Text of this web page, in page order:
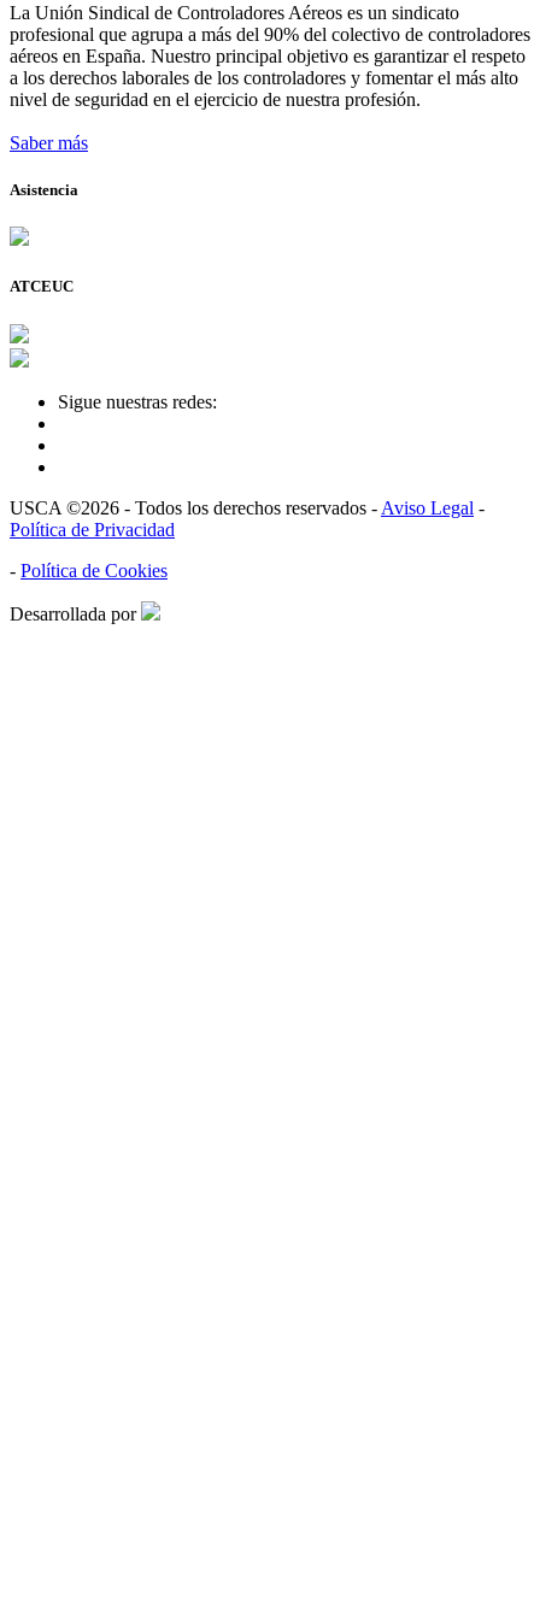
La Unión Sindical de Controladores Aéreos es un sindicato
profesional que agrupa a más del 90% del colectivo de controladores
aéreos en España. Nuestro principal objetivo es garantizar el respeto
a los derechos laborales de los controladores y fomentar el más alto
nivel de seguridad en el ejercicio de nuestra profesión.
Saber más
Asistencia
ATCEUC
Sigue nuestras redes:
USCA ©2026 - Todos los derechos reservados - Aviso Legal -
Política de Privacidad
- Política de Cookies
Desarrollada por